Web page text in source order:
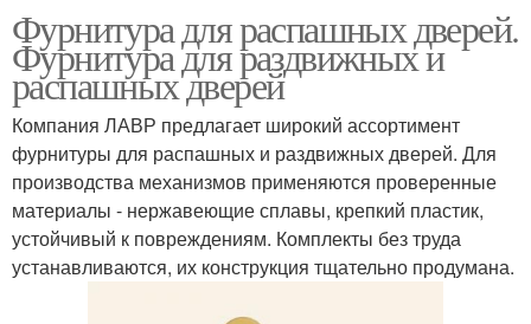
Фурнитура для распашных дверей.
Фурнитура для раздвижных и
распашных дверей
Компания ЛАВР предлагает широкий ассортимент
фурнитуры для распашных и раздвижных дверей. Для
производства механизмов применяются проверенные
материалы - нержавеющие сплавы, крепкий пластик,
устойчивый к повреждениям. Комплекты без труда
устанавливаются, их конструкция тщательно продумана.